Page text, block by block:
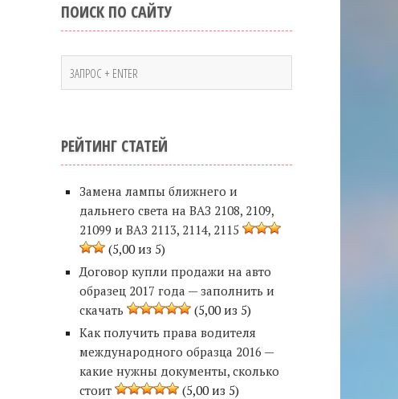
ПОИСК ПО САЙТУ
РЕЙТИНГ СТАТЕЙ
Замена лампы ближнего и
дальнего света на ВАЗ 2108, 2109,
21099 и ВАЗ 2113, 2114, 2115
(5,00 из 5)
Договор купли продажи на авто
образец 2017 года — заполнить и
скачать
(5,00 из 5)
Как получить права водителя
международного образца 2016 —
какие нужны документы, сколько
стоит
(5,00 из 5)